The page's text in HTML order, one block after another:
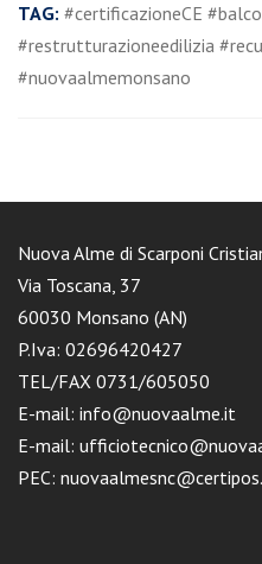
TAG: #certificazioneCE
#restrutturazioneedilizia
#nuovaalmemonsano
Nuova Alme di Scarponi
Via Toscana, 37
60030 Monsano (AN)
P.Iva: 02696420427
TEL/FAX 0731/605050
E-mail: info@nuovaalme.it
E-mail:
PEC: